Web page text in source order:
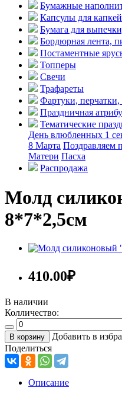
Бумажные
Капсулы для
Бумага для
Бордюрная лента,
Постаментные
Топперы
Свечи
Трафареты
Фартуки,
Праздничная
Тематические
День влюбленных 1
8 Марта Поздравляем
Матери Пасха
Распродажа
Молд
8*7*2,5см
410.00₽
В наличии
Колличество:
В корзину
Добавить в
Поделиться
Описание